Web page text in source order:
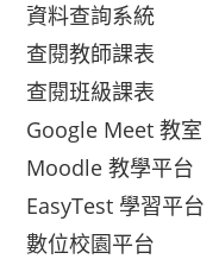
資料查詢系統
查閱教師課表
查閱班級課表
Google Meet 教室
Moodle 教學平台
EasyTest 學習平台
數位校園平台